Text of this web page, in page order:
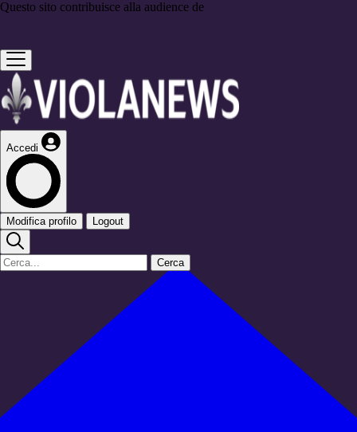
Questo sito contribuisce alla audience de
Accedi
Modifica profilo Logout
Cerca